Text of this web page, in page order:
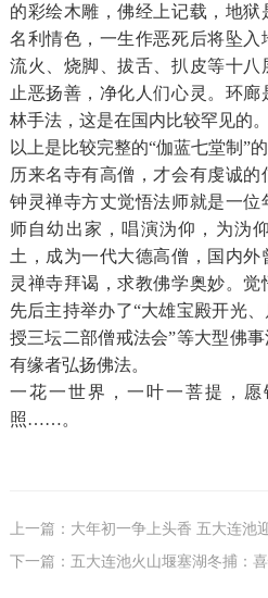
的彩绘木雕，佛经上记载，地
名利情色，一生作恶死后将坠入
流火、烧脚、拔舌、扒皮等十八
止恶扬善，净化人们心灵。环
林手法，这是在国内比较罕见的。
以上是比较完整的“伽蓝七堂制”的
历来名寺有高僧，才会有虔诚的
钟灵禅寺方丈觉悟法师就是一
师自幼出家，唱演沩仰，为沩
土，成为一代大德高僧，国内
灵禅寺拜谒，求教佛学奥妙。
先后主持举办了“大雄宝殿开光
授三坛二部僧戒法会”等大型佛
有缘者弘扬佛法。
一花一世界，一叶一菩提，
照……。
上一篇：大年初一争上头香 五大连池
下一篇：五大连池火山堰塞湖冬捕：